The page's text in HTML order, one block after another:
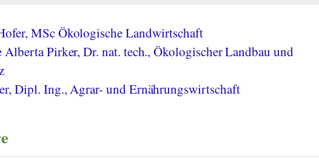
MSc Ökologische Landwirtschaft
Alberta Pirker, Dr. nat. tech., Ökologischer Landbau und
Dipl. Ing., Agrar- und Ernährungswirtschaft